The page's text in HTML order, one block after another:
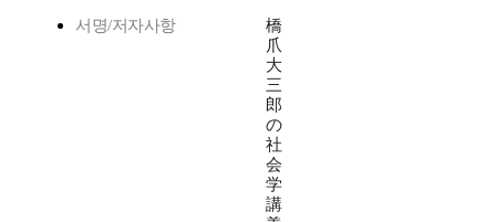
서명/저자사항
橋
爪
大
三
郎
の
社
会
学
講